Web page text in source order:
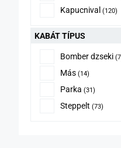
Kapucnival (120)
KABÁT TÍPUS
Bomber dzseki
Más (14)
Parka (31)
Steppelt (73)